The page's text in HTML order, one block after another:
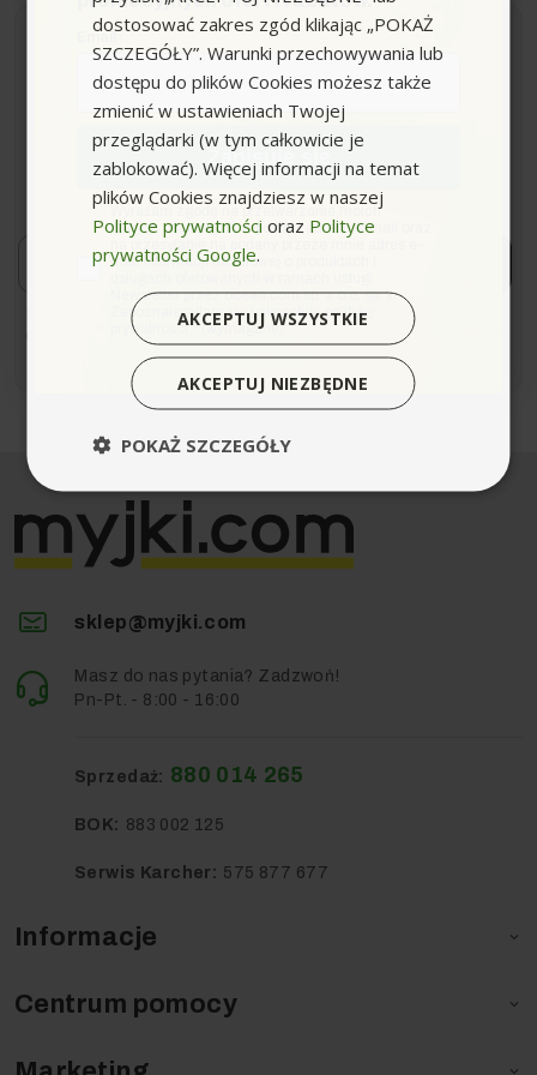
Newsletter
Zapisz się i bądź na bieżąco z naszymi nowościami i
ofertami!
*Dowiaduj się o premierach i promocjach jako pierwszy.
Możesz zrezygnować w każdej chwili. W tym celu należy
odnaleźć szczegóły w naszej informacji prawnej.
Informacje 
Centrum pomocy 

sklep@myjki.com
Masz do nas pytania? Zadzwoń!
Pn-Pt. - 8:00 - 16:00
Sprzedaż: 880 014 265
BOK: 883 002 125
Serwis Karcher: 575 877 677
dostosować zakres zgód klikając „POKAŻ
SZCZEGÓŁY”. Warunki przechowywania lub
dostępu do plików Cookies możesz także
zmienić w ustawieniach Twojej
przeglądarki (w tym całkowicie je
zablokować). Więcej informacji na temat
plików Cookies znajdziesz w naszej
Polityce prywatności oraz Polityce
prywatności Google.
AKCEPTUJ WSZYSTKIE
AKCEPTUJ NIEZBĘDNE
POKAŻ SZCZEGÓŁY
Email
Zapisuję się
zgodaWyrażam zgodę na przetwarzanie moich
danych osobowych w postaci adresu e-mail oraz
na przesyłanie na podany przeze mnie adres e-
mail informacji handlowej o produktach i
Newsletter przez ocean.com sp. z o.o. sp. k.
Zapoznałem/łam się i akceptuję politykę
prywatności. *(wymagane)